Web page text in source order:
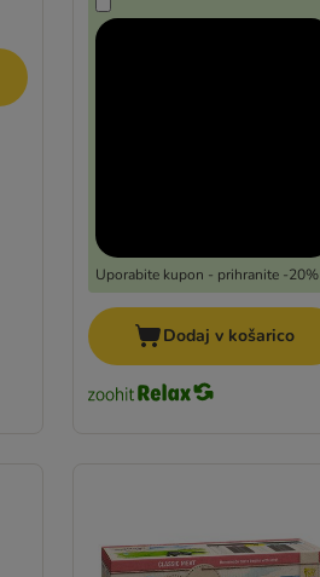
Uporabite kupon - prihranite -20%
Dodaj v košarico